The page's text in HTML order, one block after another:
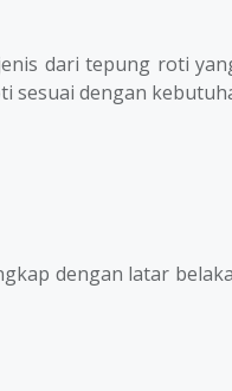
dari tepung roti
sesuai dengan
dengan latar